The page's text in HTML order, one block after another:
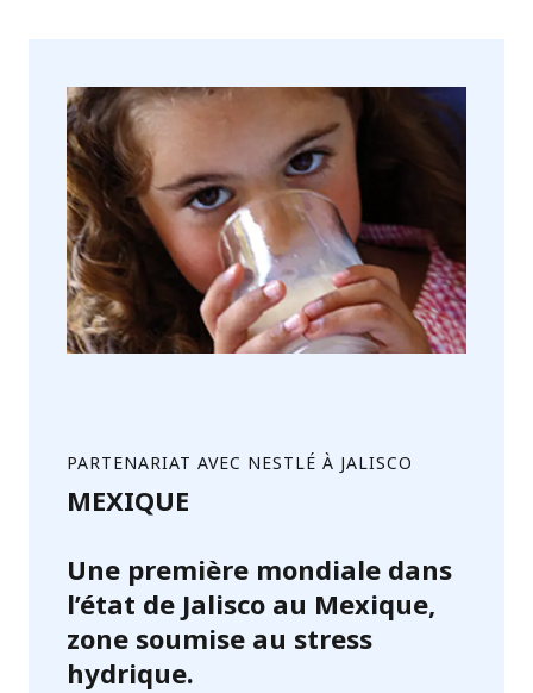
PARTENARIAT AVEC NESTLÉ À JALISCO
MEXIQUE
Une première mondiale dans
l’état de Jalisco au Mexique,
zone soumise au stress
hydrique.